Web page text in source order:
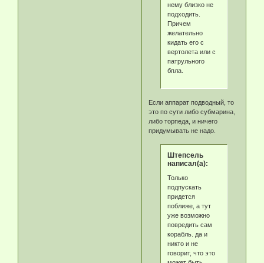
нему близко не
подходить.
Причем
желательно
кидать его с
вертолета или с
патрульного
бпла.
Если аппарат подводный, то
это по сути либо субмарина,
либо торпеда, и ничего
придумывать не надо.
Штепсель
написал(а):
Только
подпускать
придется
поближе, а тут
уже возможно
повредить сам
корабль. да и
никто и не
говорит, что это